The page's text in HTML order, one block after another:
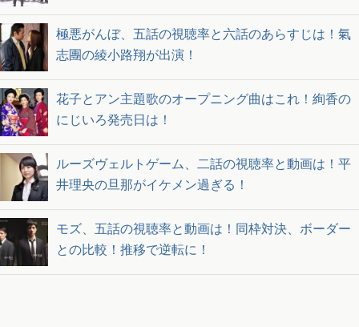
極悪がんぼ、五話の視聴率と六話のあらすじは！氣
志團の綾小路翔が出演！
花子とアン主題歌のオープニング曲はこれ！絢香の
にじいろ発売日は！
ルーズヴェルトゲーム、二話の視聴率と動画は！平
井理央の旦那がイケメン過ぎる！
モズ、五話の視聴率と動画は！同枠対決、ボーダー
との比較！推移で逆転に！